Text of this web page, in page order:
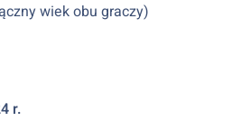
wiek obu graczy)
r.